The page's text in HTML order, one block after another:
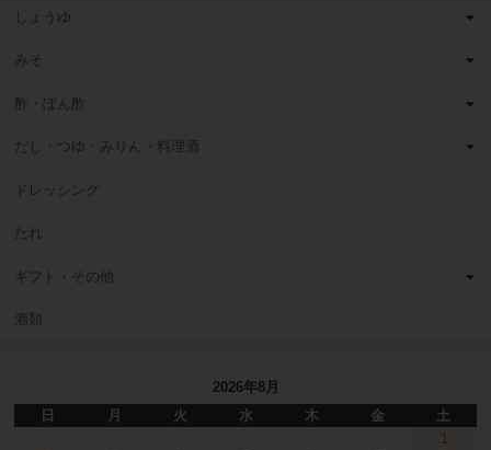
しょうゆ
みそ
酢・ぽん酢
だし・つゆ・みりん・料理酒
ドレッシング
たれ
ギフト・その他
酒類
2026年8月
日
月 火 水 木 金
土
1